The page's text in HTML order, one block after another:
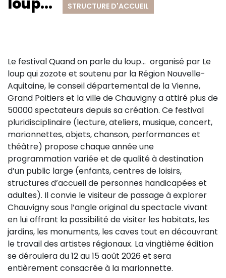
Sur le vif
(Fonctionnement, gouvernance, groupes de travail,
Sur le terrain
(Portraits, actions, collaborations)
Sur l’étagère
(Documents, études, publications)
STRUCTURE D'ACCUEIL
Le festival Quand on parle du loup… organisé par Le
loup qui zozote et soutenu par la Région Nouvelle-
Aquitaine, le conseil départemental de la Vienne,
Grand Poitiers et la ville de Chauvigny a attiré plus de
50000 spectateurs depuis sa création. Ce festival
pluridisciplinaire (lecture, ateliers, musique, concert,
marionnettes, objets, chanson, performances et
théâtre) propose chaque année une
programmation variée et de qualité à destination
d’un public large (enfants, centres de loisirs,
structures d’accueil de personnes handicapées et
adultes). Il convie le visiteur de passage à explorer
Chauvigny sous l’angle original du spectacle vivant
en lui offrant la possibilité de visiter les habitats, les
jardins, les monuments, les caves tout en découvrant
le travail des artistes régionaux. La vingtième édition
se déroulera du 12 au 15 août 2026 et sera
entièrement consacrée à la marionnette.